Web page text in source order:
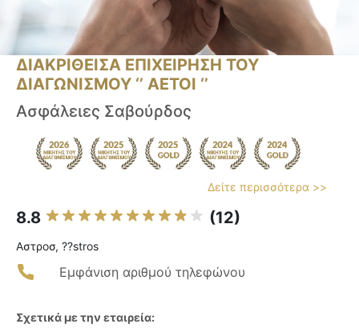
ΔΙΑΚΡΙΘΕΙΣΑ ΕΠΙΧΕΙΡΗΣΗ ΤΟΥ
ΔΙΑΓΩΝΙΣΜΟΥ ‘’ ΑΕΤΟΙ ‘’
Ασφάλειες Σαβούρδος
Δείτε περισσότερα >>
8.8 (12)
Αστροσ, ??stros
Εμφάνιση αριθμού τηλεφώνου
Σχετικά με την εταιρεία: